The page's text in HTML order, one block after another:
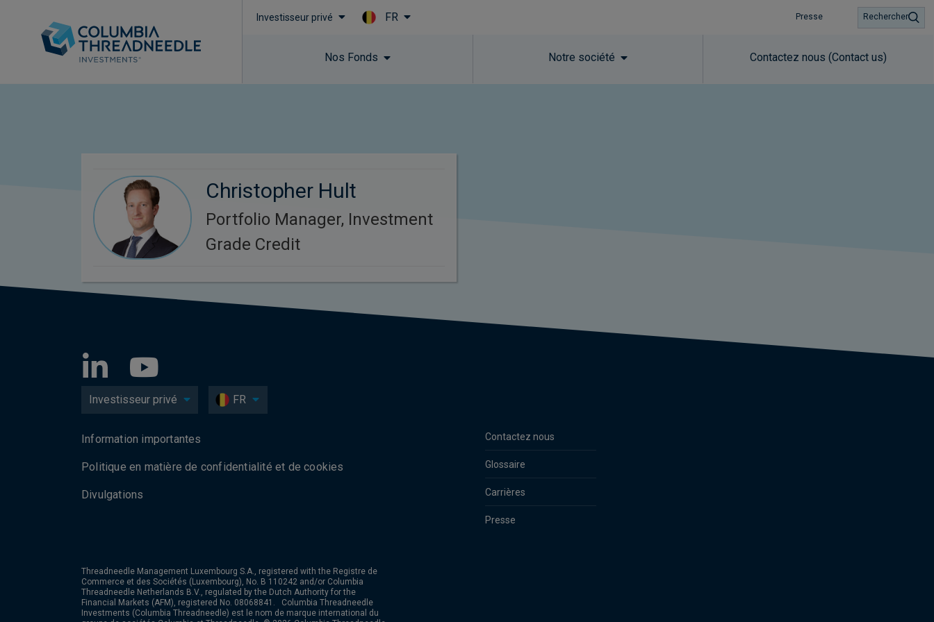
Investisseur privé FR Presse
Nos Fonds​ Notre société Contactez nous (Contact us)
Rechercher
Christopher Hult
Portfolio Manager, Investment
Grade Credit
Investisseur privé FR
Contactez nous
Glossaire
Carrières
Presse
Information importantes
Politique en matière de confidentialité et de cookies
Divulgations
Threadneedle Management Luxembourg S.A., registered with the Registre de
Commerce et des Sociétés (Luxembourg), No. B 110242 and/or Columbia
Threadneedle Netherlands B.V., regulated by the Dutch Authority for the
Financial Markets (AFM), registered No. 08068841. Columbia Threadneedle
Investments (Columbia Threadneedle) est le nom de marque international du